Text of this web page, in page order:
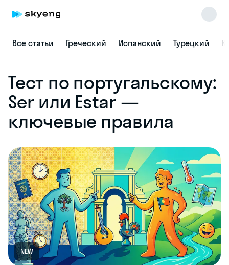
Все статьи Греческий Испанский Турецкий
Тест по португальскому:
Ser или Estar —
ключевые правила
NEW
online